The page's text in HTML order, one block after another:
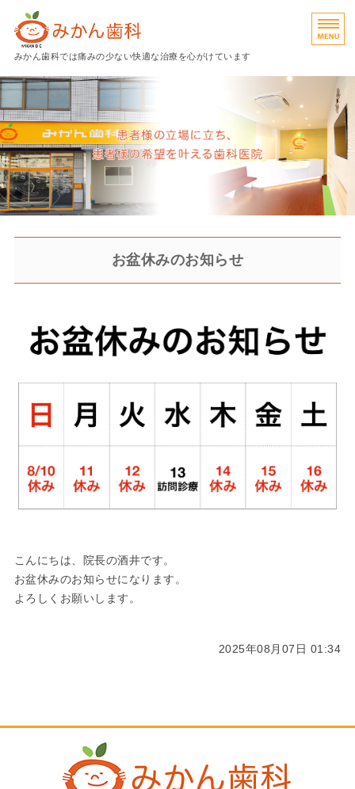
広島県呉市のみかん歯科｜予
みかん歯科では痛みの少ない快適な治療を心がけています
診療内容
院長挨拶
院内紹介
アクセス
お盆休みのお知らせ
こんにちは、院長の酒井です。
お盆休みのお知らせになります。
よろしくお願いします。
2025年08月07日 01:34